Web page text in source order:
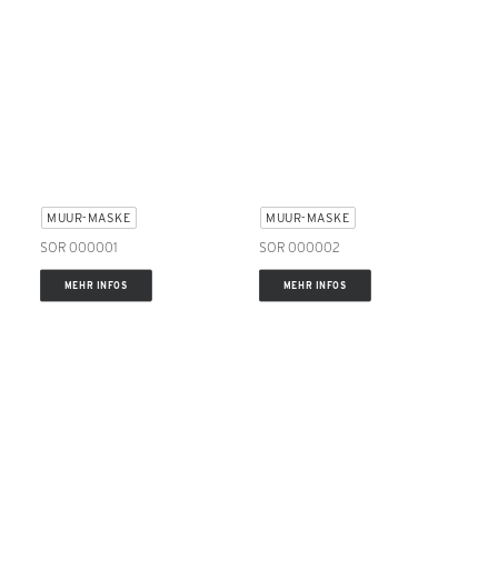
MUUR-MASKE
SOR 000001
MEHR INFOS
MUUR-MASKE
SOR 000002
MEHR INFOS